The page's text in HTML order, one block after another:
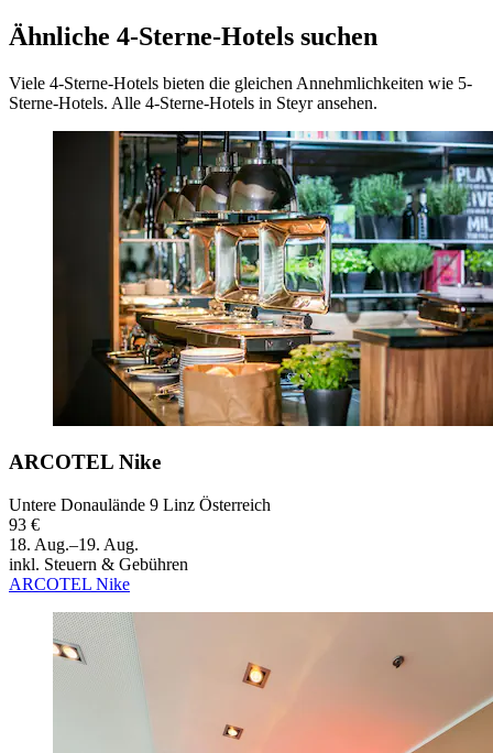
Ähnliche 4-Sterne-Hotels suchen
Viele 4-Sterne-Hotels bieten die gleichen Annehmlichkeiten wie 5-
Sterne-Hotels. Alle 4-Sterne-Hotels in Steyr ansehen.
ARCOTEL Nike
Untere Donaulände 9 Linz Österreich
93 €
18. Aug.–19. Aug.
inkl. Steuern & Gebühren
ARCOTEL Nike